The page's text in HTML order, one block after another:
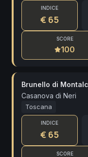
INDICE
€ 65
SCORE
100
Brunello di
Casanova di Neri
Toscana
INDICE
€ 65
SCORE